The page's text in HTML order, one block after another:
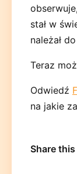
stał w
należał
Teraz
Odwiedź
na jakie
Share